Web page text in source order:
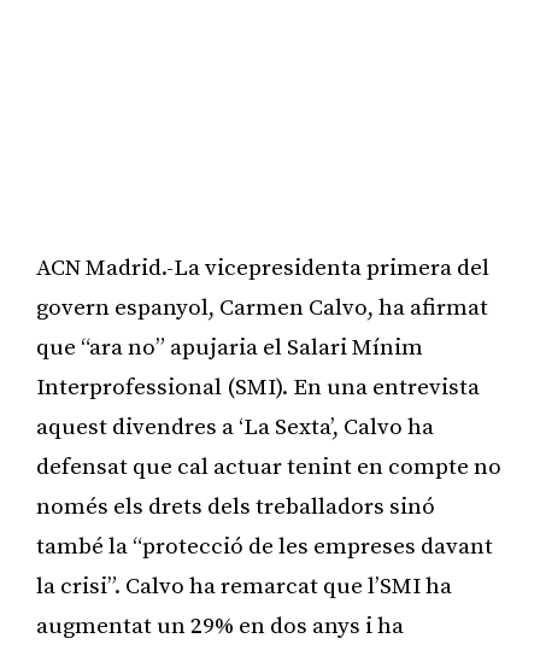
ACN Madrid.-La vicepresidenta primera del
govern espanyol, Carmen Calvo, ha afirmat
que “ara no” apujaria el Salari Mínim
Interprofessional (SMI). En una entrevista
aquest divendres a ‘La Sexta’, Calvo ha
defensat que cal actuar tenint en compte no
només els drets dels treballadors sinó
també la “protecció de les empreses davant
la crisi”. Calvo ha remarcat que l’SMI ha
augmentat un 29% en dos anys i ha